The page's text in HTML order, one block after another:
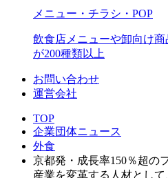
メニュー・チラシ・POP
飲食店メニューや卸向け
が200種類以上
お問い合わせ
運営会社
TOP
企業団体ニュース
外食
京都発・成長率150％超の
産業を変革する人材とし